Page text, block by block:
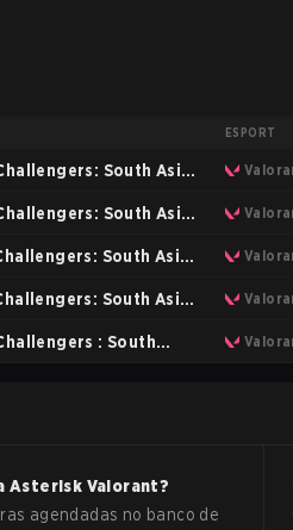
ESPORT
South Asia:
South Asia:
South Asia:
South Asia:
: South
Asterisk Valorant?
agendadas no banco de